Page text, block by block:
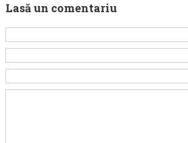
Lasă un comentariu